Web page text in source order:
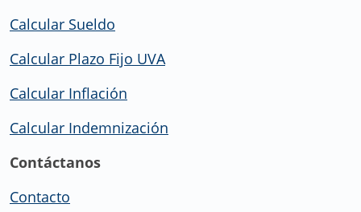
Calcular Sueldo
Calcular Plazo Fijo UVA
Calcular Inflación
Calcular Indemnización
Contáctanos
Contacto